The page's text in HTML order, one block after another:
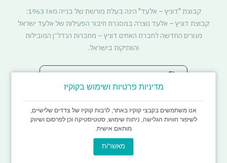
קבוצת "דוניץ – אלעד" הינה בעלת מורשת של בנייה מאז 1963:
קבוצת דוניץ – אלעד נוצרה במסגרת חיבור הפעילות של אלעד ישראל
מגורים החדשה לחברת האחים דוניץ – מחברות הנדל״ן המובילות
והוותיקות בישראל.
כל הזכויות שמורות לדוניץ אלעד
מדיניות פרטיות ושימוש בקוקיז
אנו משתמשים בקבצי קוקיז באתר, לרבות קוקיז של צדדים שלישיים,
לשיפור חוויות הגלישה, ניתוח שימוש, סטטיסטיקה וכן לפרסום ושיווק
מותאם אישית.
מאשר/ת